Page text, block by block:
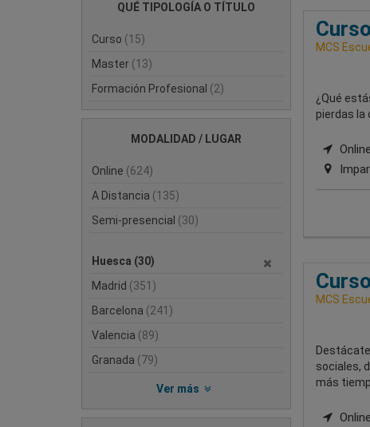
QUÉ TIPOLOGÍA O TÍTULO
Curso (15)
Master (13)
Formación Profesional (2)
MODALIDAD / LUGAR
Online (624)
A Distancia (135)
Semi-presencial (30)
Huesca (30)
Madrid (351)
Barcelona (241)
Valencia (89)
Granada (79)
Ver más
MCS
¿Qué
pierdas la
MCS
sociales,
más